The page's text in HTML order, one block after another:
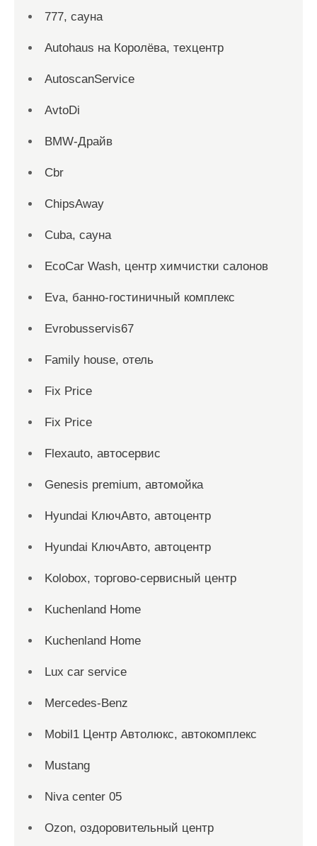
777, сауна
Autohaus на Королёва, техцентр
AutoscanService
AvtoDi
BMW-Драйв
Cbr
ChipsAway
Cuba, сауна
EcoCar Wash, центр химчистки салонов
Eva, банно-гостиничный комплекс
Evrobusservis67
Family house, отель
Fix Price
Fix Price
Flexauto, автосервис
Genesis premium, автомойка
Hyundai КлючАвто, автоцентр
Hyundai КлючАвто, автоцентр
Kolobox, торгово-сервисный центр
Kuchenland Home
Kuchenland Home
Lux car service
Mercedes-Benz
Mobil1 Центр Автолюкс, автокомплекс
Mustang
Niva center 05
Ozon, оздоровительный центр